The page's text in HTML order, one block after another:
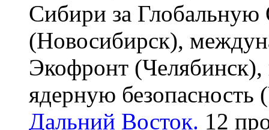
Сибири за Глобальную
(Новосибирск),
Экофронт
ядерную безопасность
Дальний Восток. 12